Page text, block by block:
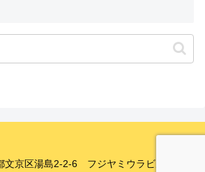
文京区湯島2-2-6 フジヤミウラビル8F